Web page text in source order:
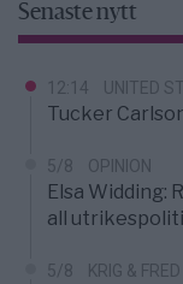
Senaste nytt
12:14 UNITED
Tucker
5/8 OPINION
Elsa Widding:
all
5/8 KRIG & FRED